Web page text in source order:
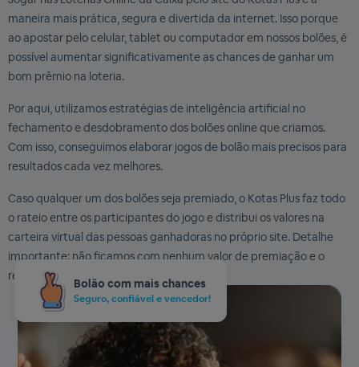
maneira mais prática, segura e divertida da internet. Isso porque
ao apostar pelo celular, tablet ou computador em nossos bolões, é
possível aumentar significativamente as chances de ganhar um
bom prêmio na loteria.
Por aqui, utilizamos estratégias de inteligência artificial no
fechamento e desdobramento dos bolões online que criamos.
Com isso, conseguimos elaborar jogos de bolão mais precisos para
resultados cada vez melhores.
Caso qualquer um dos bolões seja premiado, o Kotas Plus faz todo
o rateio entre os participantes do jogo e distribui os valores na
carteira virtual das pessoas ganhadoras no próprio site. Detalhe
importante: não ficamos com nenhum valor de premiação e o
repasse é integral aos vencedores.
Bolão com mais chances
Seguro, confiável e vencedor!